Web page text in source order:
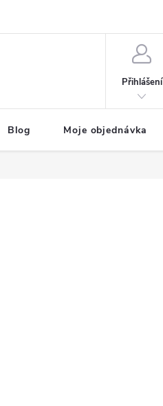
Přihlášení
Blog Moje objednávka